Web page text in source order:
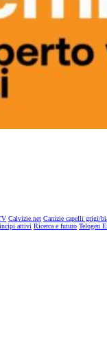
Calvizie.net Canizie capelli grigi/
attivi Ricerca e futuro Telogen